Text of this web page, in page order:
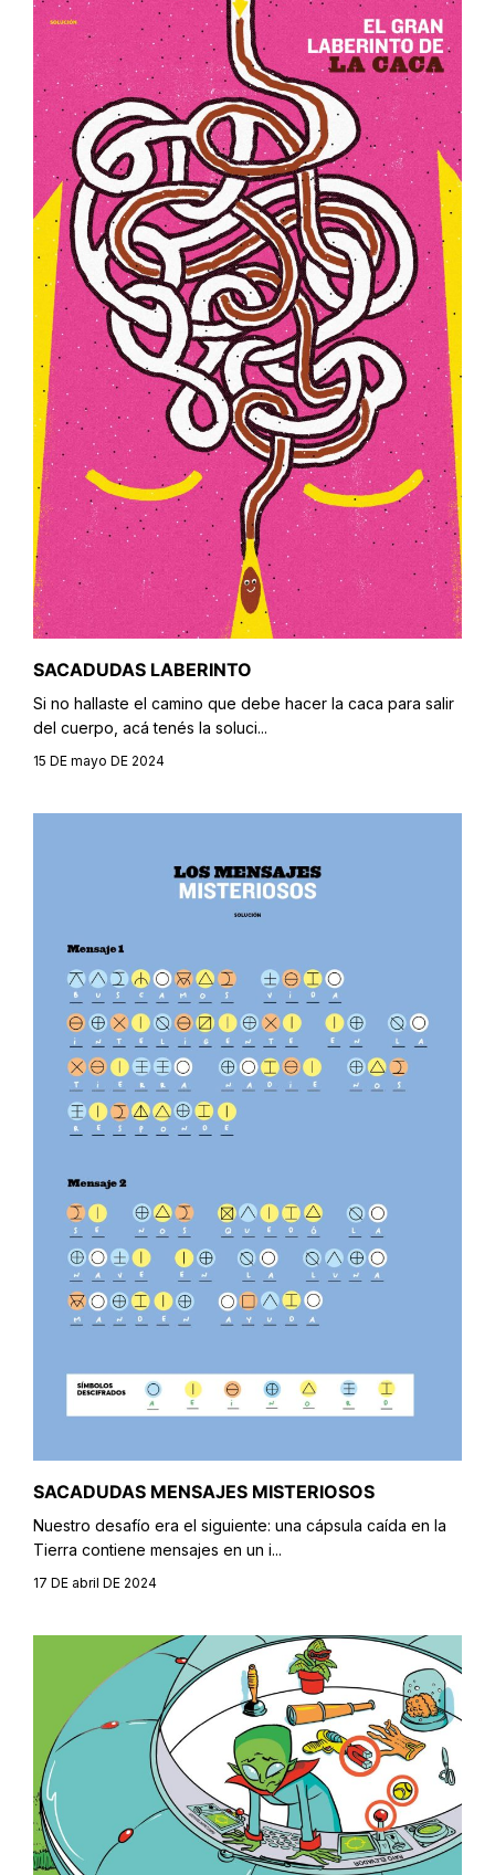
SACADUDAS LABERINTO
Si no hallaste el camino que debe hacer la caca para salir
del cuerpo, acá tenés la soluci...
15 DE mayo DE 2024
SACADUDAS MENSAJES MISTERIOSOS
Nuestro desafío era el siguiente: una cápsula caída en la
Tierra contiene mensajes en un i...
17 DE abril DE 2024